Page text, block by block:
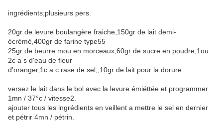
ingrédients;plusieurs pers.
20gr de levure boulangère fraiche,150gr de lait demi-
écrémé,400gr de farine type55
25gr de beurre mou en morceaux,60gr de sucre en poudre,1ou
2c a s d'eau de fleur
d'oranger,1c a c rase de sel,,10gr de lait pour la dorure.
versez le lait dans le bol avec la levure émiéttée et programmer
1mn / 37°c / vitesse2.
ajouter tous les ingrédients en veillent a mettre le sel en dernier
et pétrir 4mn / pétrin.